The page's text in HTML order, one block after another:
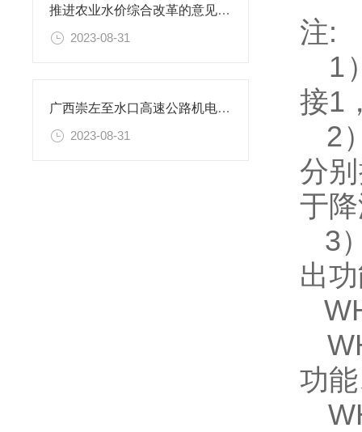
推进农业水价综合改革的意见解读
2023-08-31
广西崇左至水口高速公路机电工程电力监控系统的设计与应用
2023-08-31
注:
1
接1
2
分
于
3
出
功